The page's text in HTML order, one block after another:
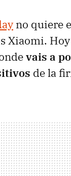
no quiere
Xiaomi.
vais a
de la